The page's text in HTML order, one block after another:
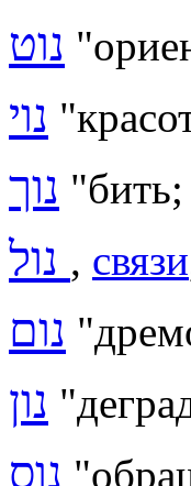
נוט "
נוי "
נוך
, связи
נום "
נון "
נוס